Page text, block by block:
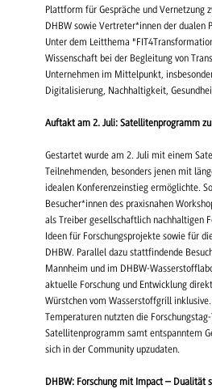
Plattform für Gespräche und Vernetzung
DHBW sowie Vertreter*innen der dualen
Unter dem Leitthema
Wissenschaft bei der Begleitung von
Unternehmen im Mittelpunkt,
Digitalisierung, Nachhaltigkeit,
Auftakt am 2. Juli: Satellitenprogramm
Gestartet wurde am 2. Juli mit einem
Teilnehmenden, besonders jenen mit
idealen Konferenzeinstieg ermöglichte.
Besucher*innen des praxisnahen
als Treiber gesellschaftlich nachhaltigen
Ideen für Forschungsprojekte sowie für
DHBW. Parallel dazu stattfindende
Mannheim und im DHBW-
aktuelle Forschung und Entwicklung
Würstchen vom Wasserstoffgrill
Temperaturen nutzten die
Satellitenprogramm samt entspanntem
sich in der Community upzudaten.
DHBW: Forschung mit Impact – Dualität